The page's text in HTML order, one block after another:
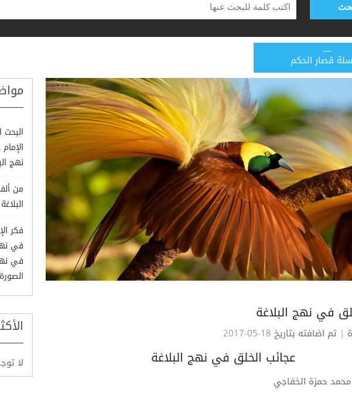
قصار الحكم
في نهج البلاغة
| تم اضافته بتاريخ 18-05-2017
عجائب الخلق في نهج البلاغة
محمد حمزة الخفاجي
البحث
نهج
من
البلاغة
فكر
في
لا